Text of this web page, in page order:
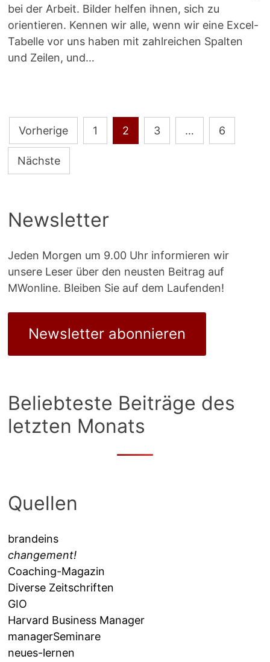
bei der Arbeit. Bilder helfen ihnen, sich zu
orientieren. Kennen wir alle, wenn wir eine Excel-
Tabelle vor uns haben mit zahlreichen Spalten
und Zeilen, und…
Seitennummerierung
der
Beiträge
Vorherige 1 2 3 … 6
Nächste
Newsletter
Jeden Morgen um 9.00 Uhr informieren wir
unsere Leser über den neusten Beitrag auf
MWonline. Bleiben Sie auf dem Laufenden!
Newsletter abonnieren
Beliebteste Beiträge des
letzten Monats
Quellen
brandeins
changement!
Coaching-Magazin
Diverse Zeitschriften
GIO
Harvard Business Manager
managerSeminare
neues-lernen